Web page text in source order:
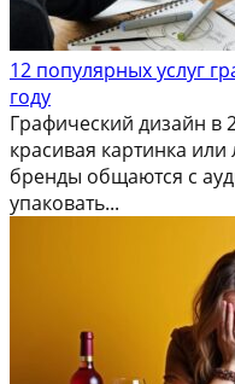
12 популярных услуг
году
Графический дизайн в
красивая картинка
бренды общаются с
упаковать...